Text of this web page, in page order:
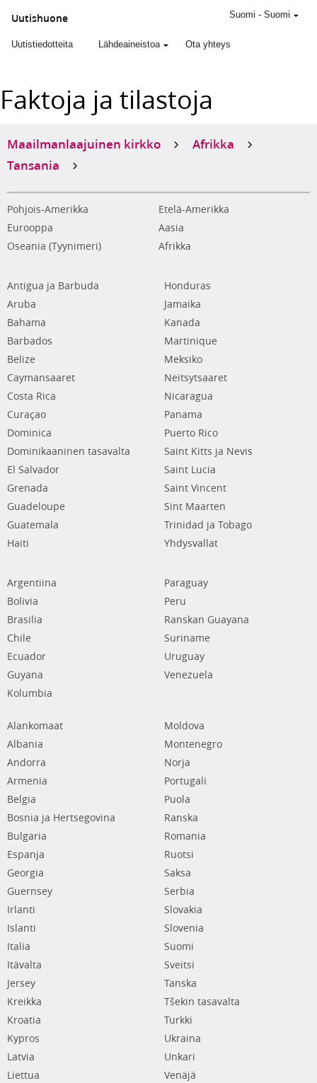
Uutishuone
Uutistiedotteita Lähdeaineistoa Ota yhteys
Suomi - Suomi
Faktoja ja tilastoja
Maailmanlaajuinen kirkko
Afrikka
Tansania
Pohjois-Amerikka
Etelä-Amerikka
Eurooppa
Aasia
Oseania (Tyynimeri)
Afrikka
Antigua ja Barbuda
Aruba
Bahama
Barbados
Belize
Caymansaaret
Costa Rica
Curaçao
Dominica
Dominikaaninen tasavalta
El Salvador
Grenada
Guadeloupe
Guatemala
Haiti
Honduras
Jamaika
Kanada
Martinique
Meksiko
Neitsytsaaret
Nicaragua
Panama
Puerto Rico
Saint Kitts ja Nevis
Saint Lucia
Saint Vincent
Sint Maarten
Trinidad ja Tobago
Yhdysvallat
Argentiina
Bolivia
Brasilia
Chile
Ecuador
Guyana
Kolumbia
Paraguay
Peru
Ranskan Guayana
Suriname
Uruguay
Venezuela
Alankomaat
Albania
Andorra
Armenia
Belgia
Bosnia ja Hertsegovina
Bulgaria
Espanja
Georgia
Guernsey
Irlanti
Islanti
Italia
Itävalta
Jersey
Kreikka
Kroatia
Kypros
Latvia
Liettua
Moldova
Montenegro
Norja
Portugali
Puola
Ranska
Romania
Ruotsi
Saksa
Serbia
Slovakia
Slovenia
Suomi
Sveitsi
Tanska
Tšekin tasavalta
Turkki
Ukraina
Unkari
Venäjä